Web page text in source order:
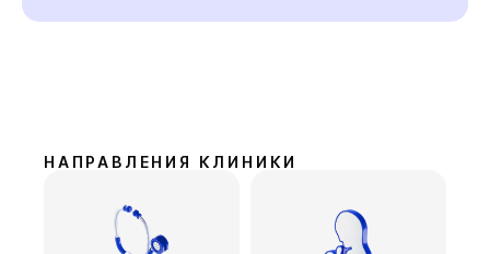
НАПРАВЛЕНИЯ КЛИНИКИ